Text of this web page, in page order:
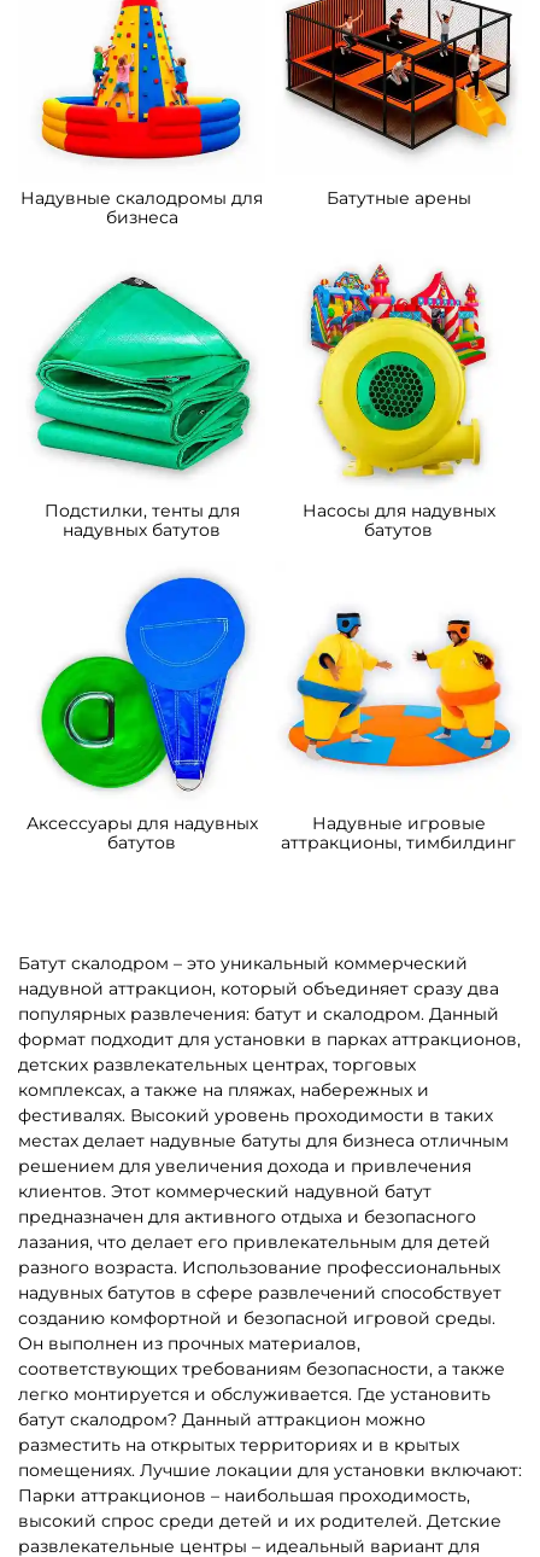
Надувные скалодромы для
бизнеса
Батутные арены
Подстилки, тенты для
надувных батутов
Насосы для надувных
батутов
Аксессуары для надувных
батутов
Надувные игровые
аттракционы, тимбилдинг
Батут скалодром – это уникальный коммерческий
надувной аттракцион, который объединяет сразу два
популярных развлечения: батут и скалодром. Данный
формат подходит для установки в парках аттракционов,
детских развлекательных центрах, торговых
комплексах, а также на пляжах, набережных и
фестивалях. Высокий уровень проходимости в таких
местах делает надувные батуты для бизнеса отличным
решением для увеличения дохода и привлечения
клиентов. Этот коммерческий надувной батут
предназначен для активного отдыха и безопасного
лазания, что делает его привлекательным для детей
разного возраста. Использование профессиональных
надувных батутов в сфере развлечений способствует
созданию комфортной и безопасной игровой среды.
Он выполнен из прочных материалов,
соответствующих требованиям безопасности, а также
легко монтируется и обслуживается. Где установить
батут скалодром? Данный аттракцион можно
разместить на открытых территориях и в крытых
помещениях. Лучшие локации для установки включают:
Парки аттракционов – наибольшая проходимость,
высокий спрос среди детей и их родителей. Детские
развлекательные центры – идеальный вариант для